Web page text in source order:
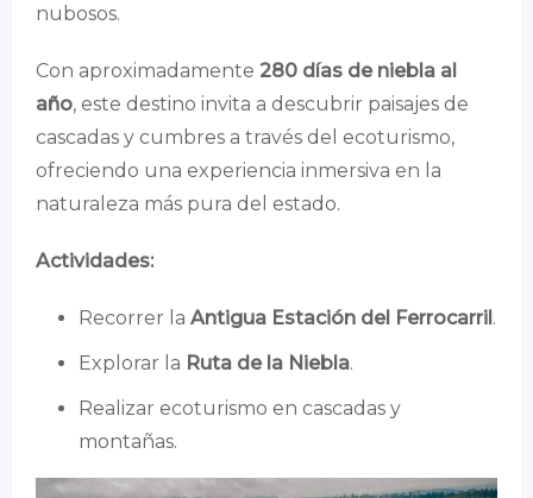
nubosos.
Con aproximadamente 280 días de niebla al
año, este destino invita a descubrir paisajes de
cascadas y cumbres a través del ecoturismo,
ofreciendo una experiencia inmersiva en la
naturaleza más pura del estado.
Actividades:
Recorrer la Antigua Estación del Ferrocarril.
Explorar la Ruta de la Niebla.
Realizar ecoturismo en cascadas y
montañas.